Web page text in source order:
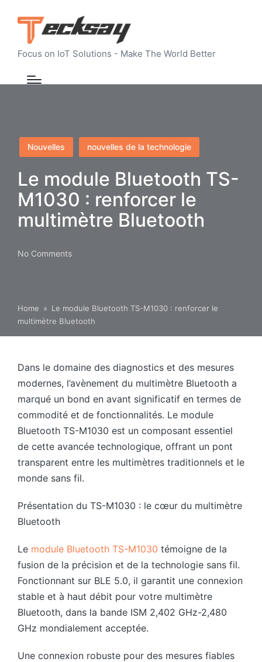
Focus on IoT Solutions - Make The World Better
Posted
in
Nouvelles nouvelles de la technologie
Le module Bluetooth TS-
M1030 : renforcer le
multimètre Bluetooth
No Comments
Home » Le module Bluetooth TS-M1030 : renforcer le
multimètre Bluetooth
Dans le domaine des diagnostics et des mesures
modernes, l’avènement du multimètre Bluetooth a
marqué un bond en avant significatif en termes de
commodité et de fonctionnalités. Le module
Bluetooth TS-M1030 est un composant essentiel
de cette avancée technologique, offrant un pont
transparent entre les multimètres traditionnels et le
monde sans fil.
Présentation du TS-M1030 : le cœur du multimètre
Bluetooth
Le module Bluetooth TS-M1030 témoigne de la
fusion de la précision et de la technologie sans fil.
Fonctionnant sur BLE 5.0, il garantit une connexion
stable et à haut débit pour votre multimètre
Bluetooth, dans la bande ISM 2,402 GHz-2,480
GHz mondialement acceptée.
Une connexion robuste pour des mesures fiables